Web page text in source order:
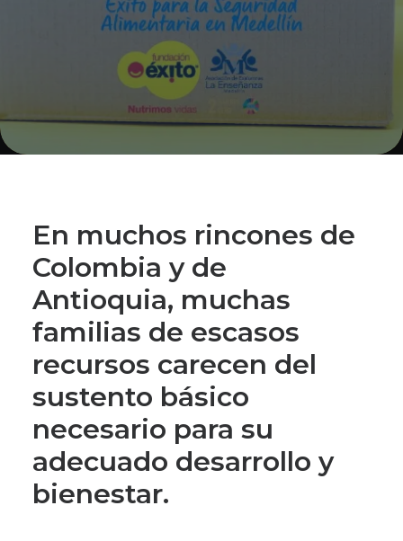
En muchos rincones de
Colombia y de
Antioquia, muchas
familias de escasos
recursos carecen del
sustento básico
necesario para su
adecuado desarrollo y
bienestar.